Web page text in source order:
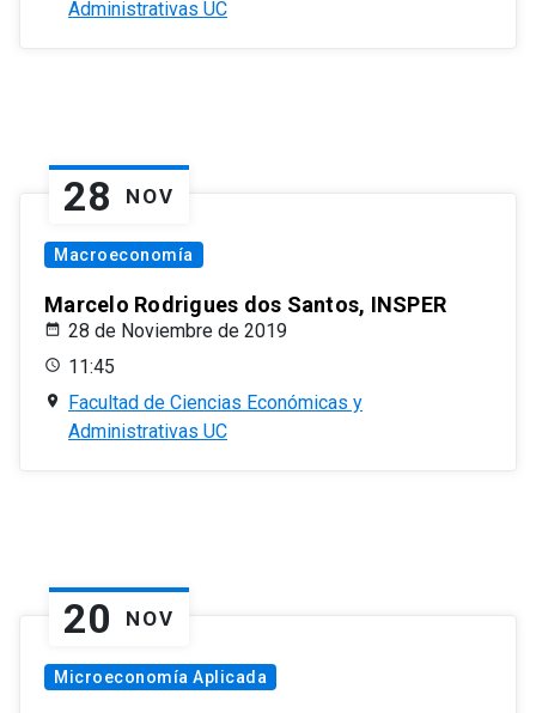
Administrativas UC
28 NOV
Macroeconomía
Marcelo Rodrigues dos Santos, INSPER
28 de Noviembre de 2019
11:45
Facultad de Ciencias Económicas y
Administrativas UC
20 NOV
Microeconomía Aplicada